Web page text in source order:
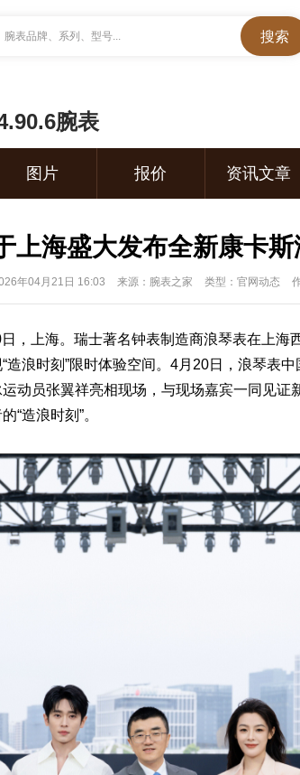
腕表品牌、系列、型号...
腕表
图片 报价 资讯文章
上海盛大发布全新康卡斯
年04月21日 16:03 来源：腕表之家 类型：官网动态
，上海。瑞士著名钟表制造商浪琴表在上海
造浪时刻”限时体验空间。4月20日， 浪琴表中
动员张翼祥亮相现场，与现场嘉宾一同见证
“造浪时刻”。